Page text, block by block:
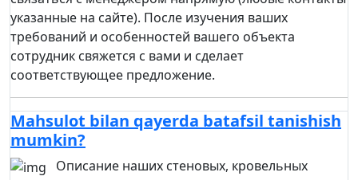
указанные на сайте). После изучения ваших
требований и особенностей вашего объекта
сотрудник свяжется с вами и сделает
соответствующее предложение.
Mahsulot bilan qayerda batafsil tanishish
mumkin?
Описание наших стеновых, кровельных